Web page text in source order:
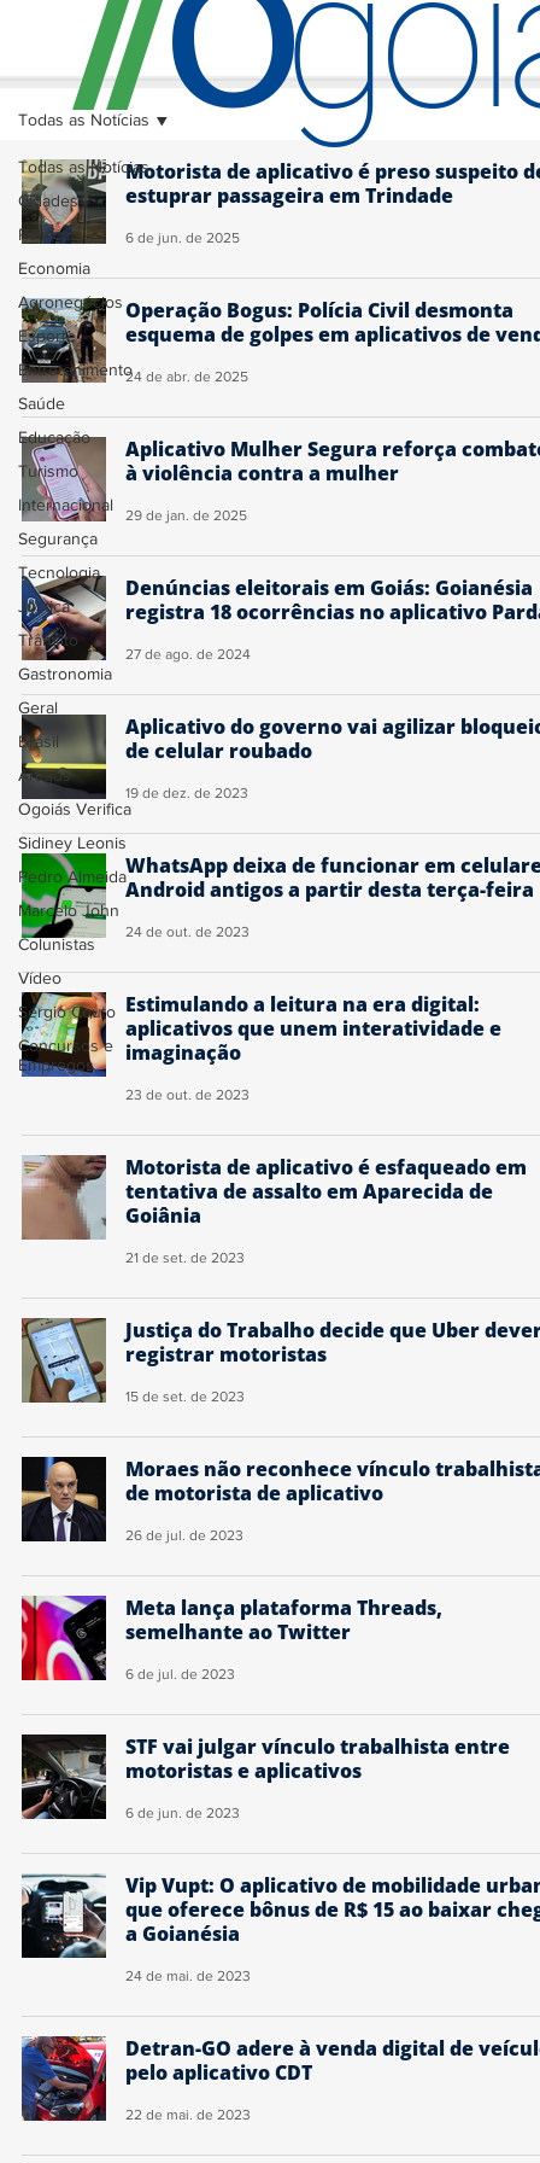
Todas as Notícias
Cidades
Política
Economia
Agronegócios
Esporte
Entretenimento
Saúde
Educação
Turismo
Internacional
Segurança
Tecnologia
Justiça
Trânsito
Gastronomia
Geral
Brasil
Artigos
Ogoiás Verifica
Sidiney Leonis
Pedro Almeida
Marcelo John
Colunistas
Vídeo
Sérgio Couto
Concursos e
Empregos
Todas as Notícias
Motorista de aplicativo é preso suspeito
estuprar passageira em Trindade
6 de jun. de 2025
Operação Bogus: Polícia Civil desmonta
esquema de golpes em aplicativos de
24 de abr. de 2025
Aplicativo Mulher Segura reforça
à violência contra a mulher
29 de jan. de 2025
Denúncias eleitorais em Goiás: Goianésia
registra 18 ocorrências no aplicativo
27 de ago. de 2024
Aplicativo do governo vai agilizar
de celular roubado
19 de dez. de 2023
WhatsApp deixa de funcionar em
Android antigos a partir desta terça-feira
24 de out. de 2023
Estimulando a leitura na era digital:
aplicativos que unem interatividade e
imaginação
23 de out. de 2023
Motorista de aplicativo é esfaqueado em
tentativa de assalto em Aparecida de
Goiânia
21 de set. de 2023
Justiça do Trabalho decide que Uber
registrar motoristas
15 de set. de 2023
Moraes não reconhece vínculo
de motorista de aplicativo
26 de jul. de 2023
Meta lança plataforma Threads,
semelhante ao Twitter
6 de jul. de 2023
STF vai julgar vínculo trabalhista entre
motoristas e aplicativos
6 de jun. de 2023
Vip Vupt: O aplicativo de mobilidade
que oferece bônus de R$ 15 ao baixar
a Goianésia
24 de mai. de 2023
Detran-GO adere à venda digital de
pelo aplicativo CDT
22 de mai. de 2023